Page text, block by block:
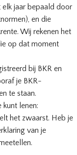
jaar bepaald door
en die
Wij rekenen het
op dat moment
bij BKR en
je BKR-
te staan.
kunt lenen:
het zwaarst. Heb je
van je